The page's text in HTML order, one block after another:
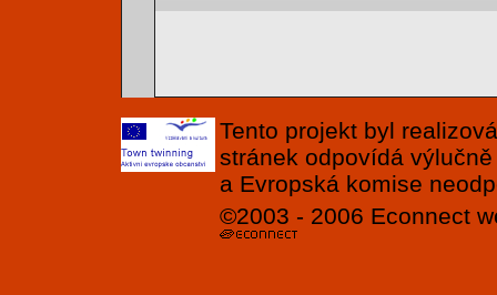
Tento projekt byl
stránek odpovídá
a Evropská komise
©2003 - 2006 Econnect